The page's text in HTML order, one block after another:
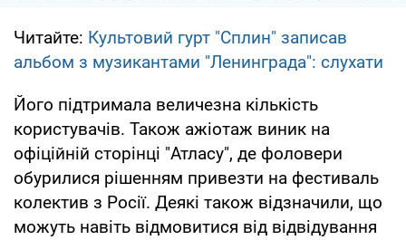
Читайте: Культовий гурт "Сплин" записав
альбом з музикантами "Ленинграда": слухати
Його підтримала величезна кількість
користувачів. Також ажіотаж виник на
офіційній сторінці "Атласу", де фоловери
обурилися рішенням привезти на фестиваль
колектив з Росії. Деякі також відзначили, що
можуть навіть відмовитися від відвідування